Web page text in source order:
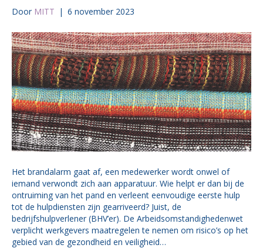
Door MITT | 6 november 2023
Het brandalarm gaat af, een medewerker wordt onwel of
iemand verwondt zich aan apparatuur. Wie helpt er dan bij de
ontruiming van het pand en verleent eenvoudige eerste hulp
tot de hulpdiensten zijn gearriveerd? Juist, de
bedrijfshulpverlener (BHV’er). De Arbeidsomstandighedenwet
verplicht werkgevers maatregelen te nemen om risico’s op het
gebied van de gezondheid en veiligheid…